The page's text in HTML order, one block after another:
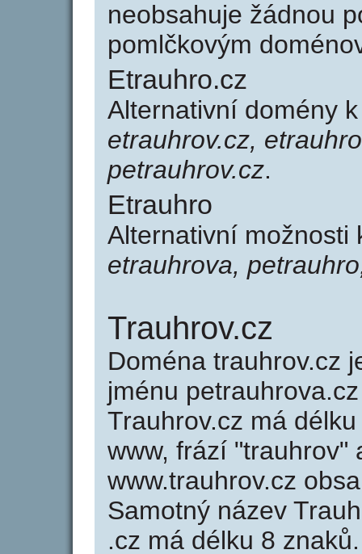
neobsahuje žádnou
pomlčkovým
Etrauhro.cz
Alternativní domény
etrauhrov.cz,
petrauhrov.cz.
Etrauhro
Alternativní
etrauhrova,
Trauhrov.cz
Doména trauhrov.cz
jménu
Trauhrov.cz má
www, frází "trauhrov"
www.trauhrov.cz
Samotný název
.cz má délku 8